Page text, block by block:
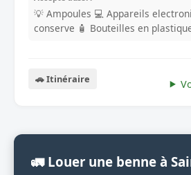
💡 Ampoules 💻 Appareils
conserve 🧴 Bouteilles en
🚗 Itinéraire
🚛 Louer une benne à